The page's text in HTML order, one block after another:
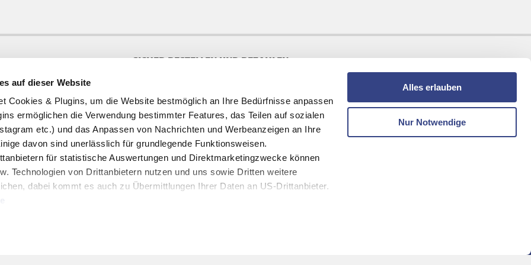
auf dieser Website
Cookies & Plugins, um die Website bestmöglich an Ihre Bedürfnisse anpassen
ermöglichen die Verwendung bestimmter Features, das Teilen auf sozialen
etc.) und das Anpassen von Nachrichten und Werbeanzeigen an Ihre
davon sind unerlässlich für grundlegende Funktionsweisen.
für statistische Auswertungen und Direktmarketingzwecke können
Technologien von Drittanbietern nutzen und uns sowie Dritten weitere
dabei kommt es auch zu Übermittlungen Ihrer Daten an US-Drittanbieter.
stimmen Sie der Verwendung der Cookies & Plugins auf unseren Webseiten
Alles erlauben
Nur Notwendige
SICHER BESTELLEN UND BEZAHLEN
HOFER REISEN NEWSLETTER